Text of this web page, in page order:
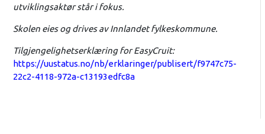
utviklingsaktør står i fokus.
Skolen eies og drives av Innlandet fylkeskommune.
Tilgjengelighetserklæring for EasyCruit:
https://uustatus.no/nb/erklaringer/publisert/f9747c75-
22c2-4118-972a-c13193edfc8a